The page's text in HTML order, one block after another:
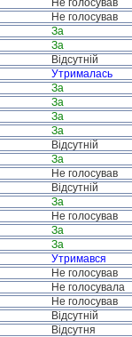
Не голосував
Не голосував
За
За
Відсутній
Утрималась
За
За
За
За
Відсутній
За
Не голосував
Відсутній
За
Не голосував
За
За
Утримався
Не голосував
Не голосувала
Не голосував
Відсутній
Відсутня